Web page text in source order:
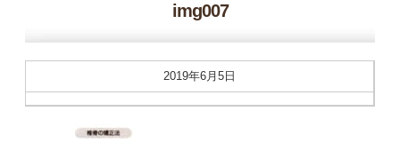
img007
2019年6月5日